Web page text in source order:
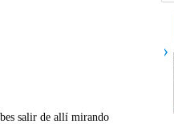
salir de allí mirando